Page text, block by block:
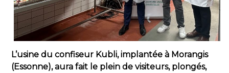
L’usine du confiseur Kubli, implantée à Morangis
(Essonne), aura fait le plein de visiteurs, plongés,